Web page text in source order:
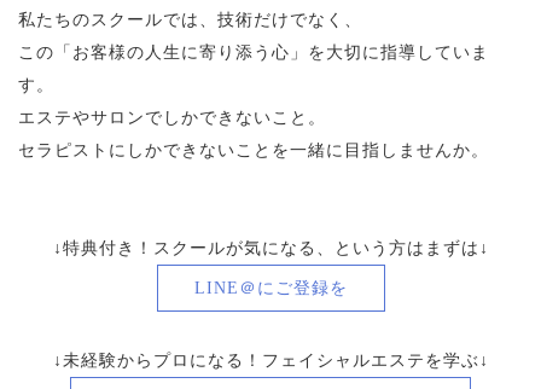
私たちのスクールでは、技術だけでなく、
この「お客様の人生に寄り添う心」を大切に指導していま
す。
エステやサロンでしかできないこと。
セラピストにしかできないことを一緒に目指しませんか。
↓特典付き！スクールが気になる、という方はまずは↓
LINE＠にご登録を
↓未経験からプロになる！フェイシャルエステを学ぶ↓